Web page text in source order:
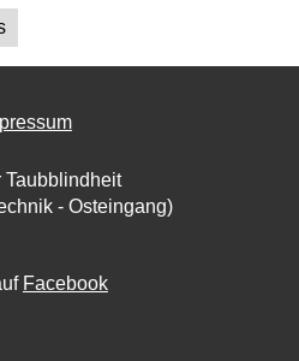
Taubblindheit
- Osteingang)
Facebook